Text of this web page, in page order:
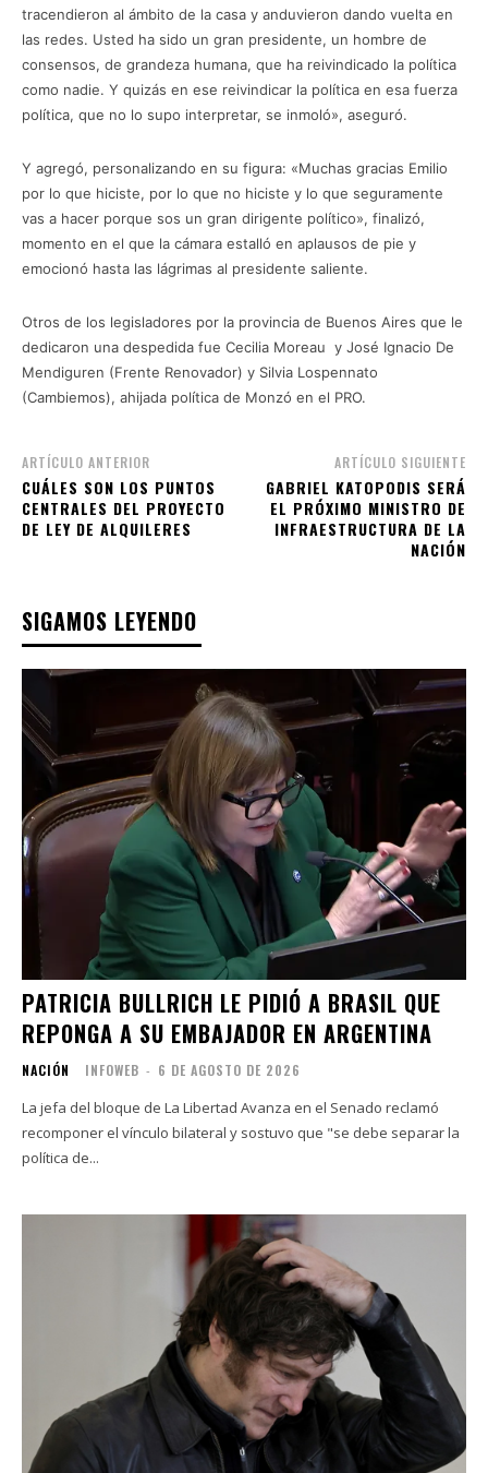
tracendieron al ámbito de la casa y anduvieron dando vuelta en
las redes. Usted ha sido un gran presidente, un hombre de
consensos, de grandeza humana, que ha reivindicado la política
como nadie. Y quizás en ese reivindicar la política en esa fuerza
política, que no lo supo interpretar, se inmoló», aseguró.
Y agregó, personalizando en su figura: «Muchas gracias Emilio
por lo que hiciste, por lo que no hiciste y lo que seguramente
vas a hacer porque sos un gran dirigente político», finalizó,
momento en el que la cámara estalló en aplausos de pie y
emocionó hasta las lágrimas al presidente saliente.
Otros de los legisladores por la provincia de Buenos Aires que le
dedicaron una despedida fue Cecilia Moreau y José Ignacio De
Mendiguren (Frente Renovador) y Silvia Lospennato
(Cambiemos), ahijada política de Monzó en el PRO.
ARTÍCULO ANTERIOR
CUÁLES SON LOS PUNTOS
CENTRALES DEL PROYECTO
DE LEY DE ALQUILERES
ARTÍCULO SIGUIENTE
GABRIEL KATOPODIS SERÁ
EL PRÓXIMO MINISTRO DE
INFRAESTRUCTURA DE LA
NACIÓN
SIGAMOS LEYENDO
PATRICIA BULLRICH LE PIDIÓ A BRASIL QUE
REPONGA A SU EMBAJADOR EN ARGENTINA
NACIÓN INFOWEB - 6 DE AGOSTO DE 2026
La jefa del bloque de La Libertad Avanza en el Senado reclamó
recomponer el vínculo bilateral y sostuvo que "se debe separar la
política de...